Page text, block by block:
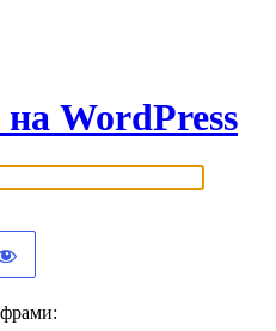
WordPress